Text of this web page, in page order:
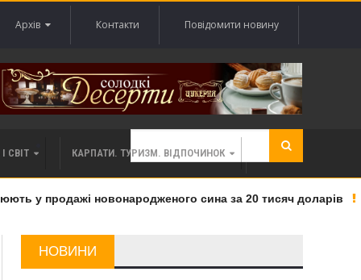
Архів Контакти Повідомити новину
СВІТ КАРПАТИ. ТУРИЗМ. ВІДПОЧИНОК
у продажі новонародженого сина за 20 тисяч доларів
НОВИНИ